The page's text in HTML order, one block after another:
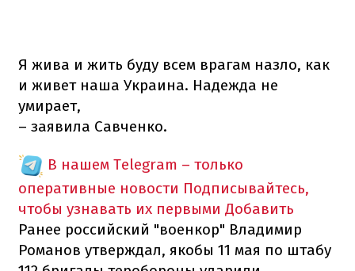
Я жива и жить буду всем врагам назло, как
и живет наша Украина. Надежда не
умирает,
– заявила Савченко.
В нашем Telegram – только
оперативные новости Подписывайтесь,
чтобы узнавать их первыми Добавить
Ранее российский "военкор" Владимир
Романов утверждал, якобы 11 мая по штабу